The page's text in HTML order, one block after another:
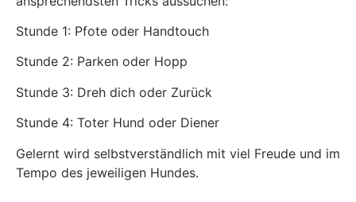
Stunde 1: Pfote oder Handtouch
Stunde 2: Parken oder Hopp
Stunde 3: Dreh dich oder Zurück
Stunde 4: Toter Hund oder Diener
Gelernt wird selbstverständlich mit viel Freude und im
Tempo des jeweiligen Hundes.